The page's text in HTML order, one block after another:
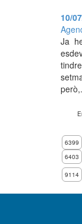
10/
Ja
6399
6403
9114